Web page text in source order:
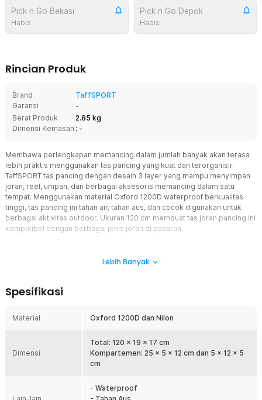
Pick n Go Bekasi
Habis
Pick n Go Depok
Habis
Rincian Produk
Brand
TaffSPORT
Garansi
-
Berat Produk
2.85 kg
Dimensi Kemasan : -
Membawa perlengkapan memancing dalam jumlah banyak akan terasa
lebih praktis menggunakan tas pancing yang kuat dan terorganisir.
TaffSPORT tas pancing dengan desain 3 layer yang mampu menyimpan
joran, reel, umpan, dan berbagai aksesoris memancing dalam satu
tempat. Menggunakan material Oxford 1200D waterproof berkualitas
tinggi, tas pancing ini tahan air, tahan aus, dan cocok digunakan untuk
berbagai aktivitas outdoor. Ukuran 120 cm membuat tas joran pancing ini
kompatibel dengan berbagai jenis joran di pasaran.
memungkinkan pengguna membawa beberapa joran sekaligus
memancing tetap tertata dan mudah diakses kapan saja dibutuhkan.
Cocok digunakan untuk memancing di sungai, danau, maupun laut.
Material Oxford 1200D Waterproof
berkualitas, tas joran ini memiliki daya tahan tinggi untuk
penggunaan outdoor jangka panjang. Material waterproof
Lebih Banyak
Spesifikasi
Material Oxford 1200D dan Nilon
Dimensi
Total: 120 x 19 x 17 cm
Kompartemen: 25 x 5 x 12 cm dan 5 x 12 x 5
cm
Lain-lain
- Waterproof
- Tahan Aus